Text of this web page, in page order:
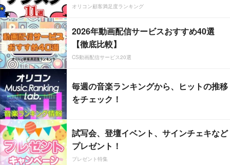
オリコン顧客満足度ランキング
2026年動画配信サービスおすすめ40選
【徹底比較】
CS動画配信サービス20選
毎週の音楽ランキングから、ヒットの推移
をチェック！
試写会、登壇イベント、サインチェキなど
プレゼント！
プレゼント特集